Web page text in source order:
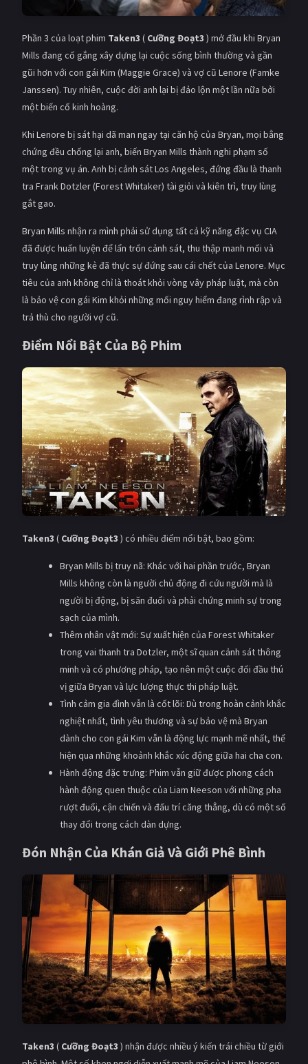
Phần 3 của loạt phim Taken3 ( Cưỡng Đoạt3 ) mở đầu khi Bryan
Mills đang cố gắng xây dựng lại cuộc sống bình thường và gần
gũi hơn với con gái Kim (Maggie Grace) và vợ cũ Lenore (Famke
Janssen). Tuy nhiên, cuộc đời anh lại bị đảo lộn một lần nữa bởi
một biến cố kinh hoàng.
Khi Lenore bị sát hại dã man ngay tại căn hộ của Bryan, mọi bằng
chứng đều chống lại anh, biến Bryan Mills thành nghi phạm số
một trong vụ án. Anh bị cảnh sát Los Angeles, đứng đầu là thanh
tra Frank Dotzler (Forest Whitaker) tài giỏi và kiên trì, truy lùng
gắt gao.
Bryan Mills nhận ra mình phải sử dụng tất cả kỹ năng đặc vụ CIA
đã được huấn luyện để lẩn trốn cảnh sát, thu thập manh mối và
truy lùng những kẻ đã thực sự đứng sau cái chết của Lenore. Mục
tiêu của anh không chỉ là thoát khỏi vòng vây pháp luật, mà còn
là bảo vệ con gái Kim khỏi những mối nguy hiểm đang rình rập và
trả thù cho người vợ cũ.
Điểm Nổi Bật Của Bộ Phim
Taken3 ( Cưỡng Đoạt3 ) có nhiều điểm nổi bật, bao gồm:
Bryan Mills bị truy nã: Khác với hai phần trước, Bryan
Mills không còn là người chủ động đi cứu người mà là
người bị động, bị săn đuổi và phải chứng minh sự trong
sạch của mình.
Thêm nhân vật mới: Sự xuất hiện của Forest Whitaker
trong vai thanh tra Dotzler, một sĩ quan cảnh sát thông
minh và có phương pháp, tạo nên một cuộc đối đầu thú
vị giữa Bryan và lực lượng thực thi pháp luật.
Tình cảm gia đình vẫn là cốt lõi: Dù trong hoàn cảnh khắc
nghiệt nhất, tình yêu thương và sự bảo vệ mà Bryan
dành cho con gái Kim vẫn là động lực mạnh mẽ nhất, thể
hiện qua những khoảnh khắc xúc động giữa hai cha con.
Hành động đặc trưng: Phim vẫn giữ được phong cách
hành động quen thuộc của Liam Neeson với những pha
rượt đuổi, cận chiến và đấu trí căng thẳng, dù có một số
thay đổi trong cách dàn dựng.
Đón Nhận Của Khán Giả Và Giới Phê Bình
Taken3 ( Cưỡng Đoạt3 ) nhận được nhiều ý kiến trái chiều từ giới